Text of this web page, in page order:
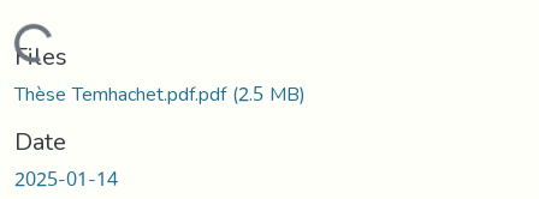
Loading...
Files
Thèse Temhachet.pdf.pdf(2.5 MB)
Date
2025-01-14